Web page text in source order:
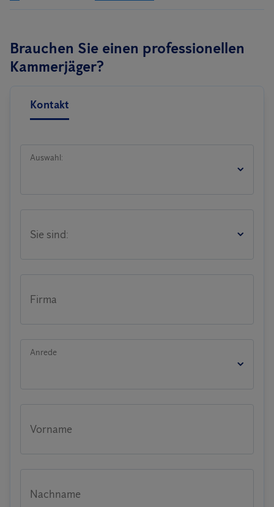
Brauchen Sie einen professionellen
Kammerjäger?
Kontakt
Auswahl:
Sie sind:
Firma
Anrede
Vorname
Nachname